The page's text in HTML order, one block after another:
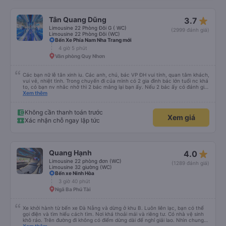
Tân Quang Dũng
Limousine 22 Phòng Đôi G ( WC)
Limousine 22 Phòng Đôi (WC)
3.7 star_rate
(2999 đánh giá)
Bến Xe Phía Nam Nha Trang mới
4 giờ 5 phút
Văn phòng Quy Nhơn
Các bạn nữ lễ tân xinh iu. Các anh, chú, bác VP ĐH vui tính, quan tâm khách,
vui vẻ, nhiệt tình. Trong chuyến đi của mình có 2 gia đình bác lớn tuổi nc khá
to, có bạn nv nhắc nhở thì 2 bác mắng lại bạn ấy. Nếu 2 bác ấy có đánh giá
xấu thì mình ngược lại nha. Bạn ấy nhắc nhở rất đúng. 2 bác nói rất to. To
bạn ấy nha. Nếu bạn ấy bị trừ thì bảo bạn ấy liên hệ sđt của mình, mình hỗ
trợ ạ. Số mình đuôi 666, chuyến ĐH-NT ngày 16/1. À các bạn nữ lễ tân xinh
iu còn đổi cho mình phòng đơn sang đôi xong còn note là (một mình) yêu
Xem thêm
Không cần thanh toán trước
Xác nhận chỗ ngay lập tức
Xem giá
Quang Hạnh
Limousine 22 phòng đơn (WC)
Limousine 32 giường (WC)
4.0 star_rate
(1289 đánh giá)
Bến xe Ninh Hòa
3 giờ 40 phút
Ngã Ba Phú Tài
Xe khởi hành từ bến xe Đà Nẵng và dừng ở khu B. Luôn liên lạc, bạn có thể
gọi điện và tìm hiểu cách tìm. Nơi khá thoải mái và riêng tư. Có nhà vệ sinh
khô ráo. Trên đường đi không có điểm dừng dài để nghỉ giải lao. Nhìn chung